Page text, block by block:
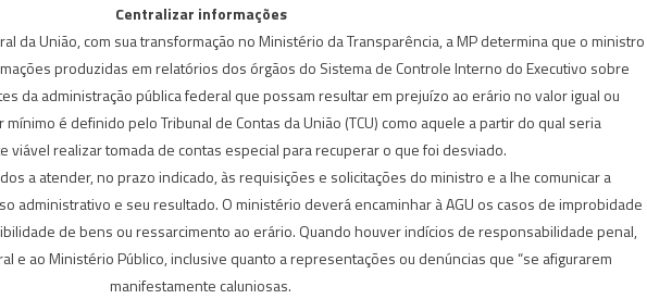
Centralizar informações
da União, com sua transformação no Ministério da Transparência, a MP determina que o ministro
produzidas em relatórios dos órgãos do Sistema de Controle Interno do Executivo sobre
da administração pública federal que possam resultar em prejuízo ao erário no valor igual ou
é definido pelo Tribunal de Contas da União (TCU) como aquele a partir do qual seria
viável realizar tomada de contas especial para recuperar o que foi desviado.
a atender, no prazo indicado, às requisições e solicitações do ministro e a lhe comunicar a
administrativo e seu resultado. O ministério deverá encaminhar à AGU os casos de improbidade
de bens ou ressarcimento ao erário. Quando houver indícios de responsabilidade penal,
e ao Ministério Público, inclusive quanto a representações ou denúncias que “se afigurarem
manifestamente caluniosas.